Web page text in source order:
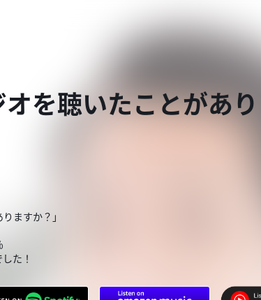
オを聴いたことがあ
ますか？」
た！